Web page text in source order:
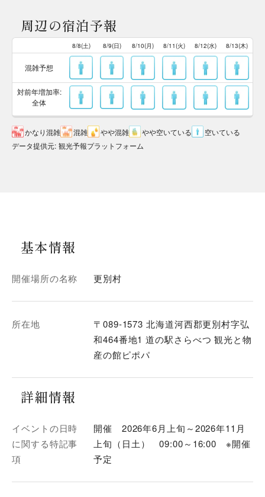
周辺の宿泊予報
8/8(土) 8/9(日) 8/10(月) 8/11(火) 8/12(水) 8/13(木)
混雑予想
対前年増加率:
全体
かなり混雑 混雑 やや混雑 やや空いている
空いている
データ提供元: 観光予報プラットフォーム
基本情報
開催場所の名称 更別村
所在地
〒089-1573 北海道河西郡更別村字弘
和464番地1 道の駅さらべつ 観光と物
産の館ピポパ
詳細情報
イベントの日時
に関する特記事
項
開催 2026年6月上旬～2026年11月
上旬（日土） 09:00～16:00 ※開催
予定